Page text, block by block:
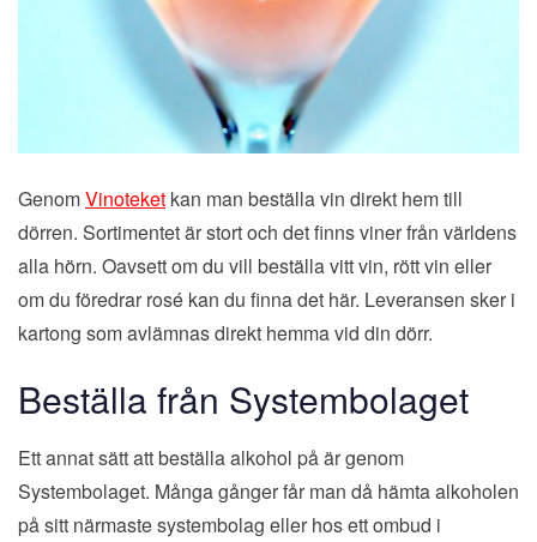
GenomVinoteket kan man beställa vin direkt hem till
dörren. Sortimentet är stort och det finns viner från världens
alla hörn. Oavsett om du vill beställa vitt vin, rött vin eller
om du föredrar rosé kan du finna det här. Leveransen sker i
kartong som avlämnas direkt hemma vid din dörr.
Beställa från Systembolaget
Ett annat sätt att beställa alkohol på är genom
Systembolaget. Många gånger får man då hämta alkoholen
på sitt närmaste systembolag eller hos ett ombud i